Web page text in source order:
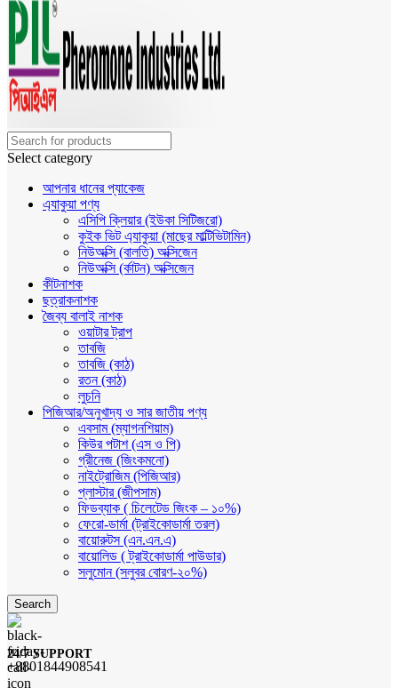
Select category
আপনার ধানের প্যাকেজ
এ্যাকুয়া পণ্য
এসিপি ক্লিয়ার (ইউকা সিটিজরো)
কুইক ভিট এ্যাকুয়া (মাছের মাল্টিভিটামিন)
নিউঅক্সি (বালতি) অক্সিজেন
নিউঅক্সি (র্কাটন) অক্সিজেন
কীটনাশক
ছত্রাকনাশক
জৈব্য বালাই নাশক
ওয়াটার ট্রাপ
তাবজি
তাবজি (কাঠ)
রতন (কাঠ)
লুচনি
পিজিআর/অনুখাদ্য ও সার জাতীয় পণ্য
এবসাম (ম্যাগনশিয়াম)
কিউর পটাশ (এস ও পি)
গ্রীনেজ (জিংকমনো)
নাইট্রোজিম (পিজিআর)
প্লাস্টার (জীপসাম)
ফিডব্যাক ( চিলেটেড জিংক – ১০%)
ফেরো-ডার্মা (ট্রাইকোডার্মা তরল)
বায়োরুটস (এন.এন.এ)
বায়োলিড ( ট্রাইকোডার্মা পাউডার)
সলুমোন (সলুবর বোরণ-২০%)
Search
24/7 SUPPORT
+8801844908541